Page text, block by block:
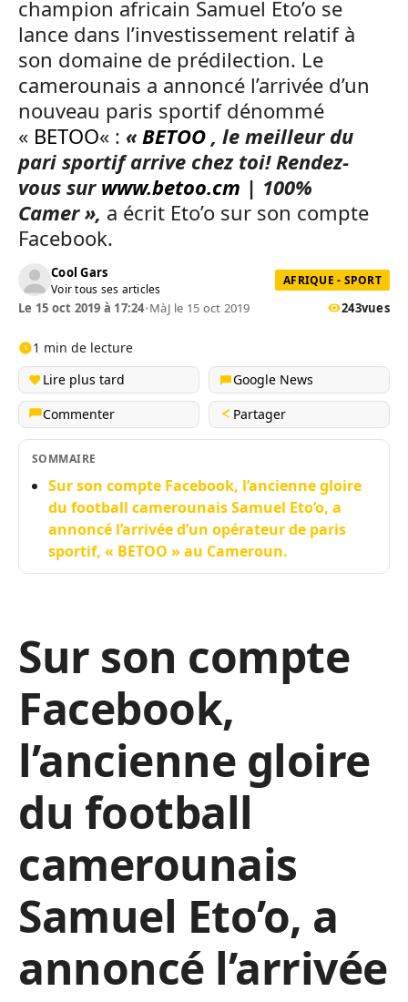
champion africain Samuel Eto’o se
lance dans l’investissement relatif à
son domaine de prédilection. Le
camerounais a annoncé l’arrivée d’un
nouveau paris sportif dénommé
« BETOO« : «BETOO , le meilleur du
pari sportif arrive chez toi! Rendez-
vous sur www.betoo.cm | 100%
Camer », a écrit Eto’o sur son compte
Facebook.
Cool Gars
Voir tous ses articles
AFRIQUE - SPORT
Le 15 oct 2019 à 17:24•MàJ le 15 oct 2019 243vues
1 min de lecture
Lire plus tard
Google News
Commenter
Partager
SOMMAIRE
Sur son compte Facebook, l’ancienne gloire
du football camerounais Samuel Eto’o, a
annoncé l’arrivée d’un opérateur de paris
sportif, « BETOO » au Cameroun.
Sur son compte
Facebook,
l’ancienne gloire
du football
camerounais
Samuel Eto’o, a
annoncé l’arrivée